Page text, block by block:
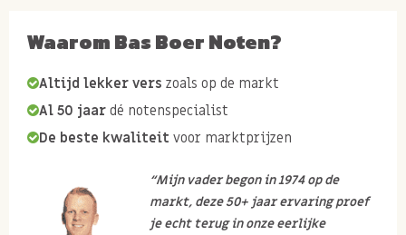
Waarom Bas Boer Noten?
Altijd lekker vers zoals op de markt
Al 50 jaar dé notenspecialist
De beste kwaliteit voor marktprijzen
“Mijn vader begon in 1974 op de
markt, deze 50+ jaar ervaring proef
je echt terug in onze eerlijke